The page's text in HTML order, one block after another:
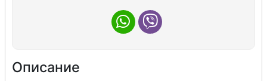
Описание